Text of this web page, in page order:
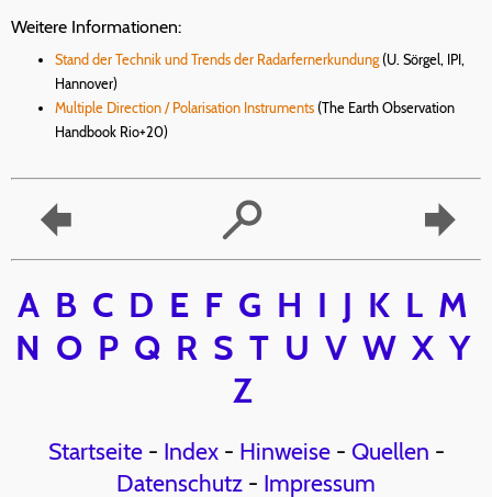
Weitere Informationen:
Stand der Technik und Trends der Radarfernerkundung(U. Sörgel, IPI,
Hannover)
Multiple Direction / Polarisation Instruments (The Earth Observation
Handbook Rio+20)
A B C D E F G H I J K L M
N O P Q R S T U V W X Y
Z
Startseite- Index- Hinweise- Quellen -
Datenschutz - Impressum